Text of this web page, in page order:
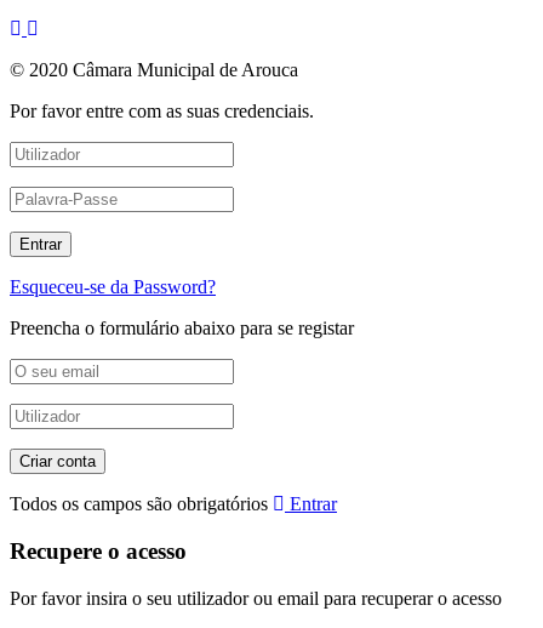
© 2020 Câmara Municipal de Arouca
Por favor entre com as suas credenciais.
Esqueceu-se da Password?
Preencha o formulário abaixo para se registar
Todos os campos são obrigatórios Entrar
Recupere o acesso
Por favor insira o seu utilizador ou email para recuperar o acesso